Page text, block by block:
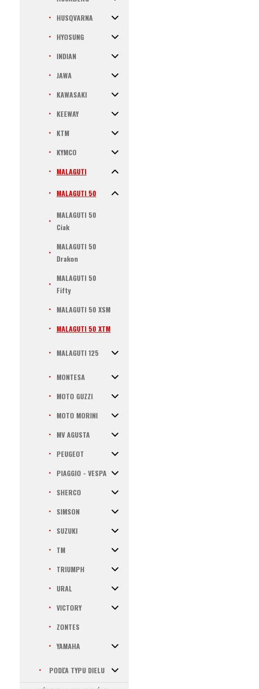
HUSQVARNA
HYOSUNG
INDIAN
JAWA
KAWASAKI
KEEWAY
KTM
KYMCO
MALAGUTI
MALAGUTI 50
MALAGUTI 50
Ciak
MALAGUTI 50
Drakon
MALAGUTI 50
Fifty
MALAGUTI 50 XSM
MALAGUTI 50 XTM
MALAGUTI 125
MONTESA
MOTO GUZZI
MOTO MORINI
MV AGUSTA
PEUGEOT
PIAGGIO - VESPA
SHERCO
SIMSON
SUZUKI
TM
TRIUMPH
URAL
VICTORY
ZONTES
YAMAHA
PODĽA TYPU DIELU